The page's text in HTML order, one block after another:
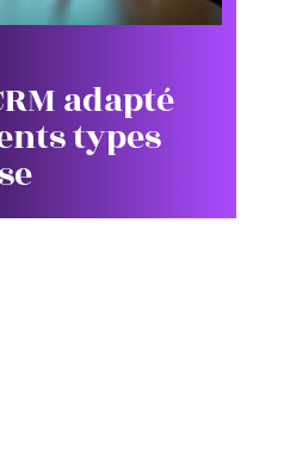
adapté
types